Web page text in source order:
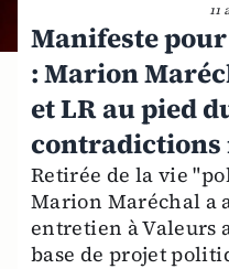
11
Manifeste
: Marion
et LR au pied
contradictions
Retirée de la vie
Marion Maréchal a
entretien à Valeurs
base de projet